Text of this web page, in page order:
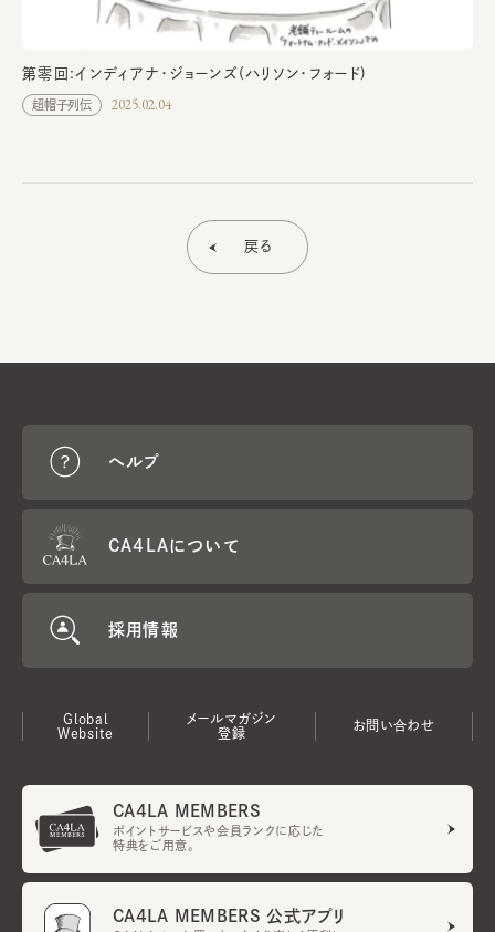
超帽子列伝 2025.02.04
第零回:インディアナ・ジョーンズ(ハリソン・フォード)
戻る
ヘルプ
CA4LAについて
採用情報
Global
Website
メールマガジン
登録
お問い合わせ
CA4LA MEMBERS
ポイントサービスや会員ランクに応じた
特典をご用意。
CA4LA MEMBERS 公式アプリ